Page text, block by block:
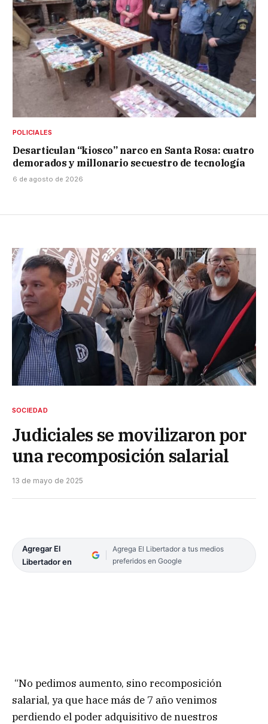
POLICIALES
Desarticulan “kiosco” narco en Santa Rosa: cuatro
demorados y millonario secuestro de tecnología
6 de agosto de 2026
SOCIEDAD
Judiciales se movilizaron por
una recomposición salarial
13 de mayo de 2025
Agregar El
Libertador en
Agrega El Libertador a tus medios
preferidos en Google
“No pedimos aumento, sino recomposición
salarial, ya que hace más de 7 año venimos
perdiendo el poder adquisitivo de nuestros